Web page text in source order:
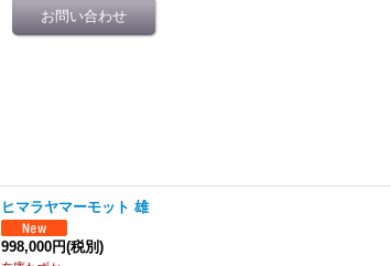
ヒマラヤマーモット 雄
998,000円(税別)